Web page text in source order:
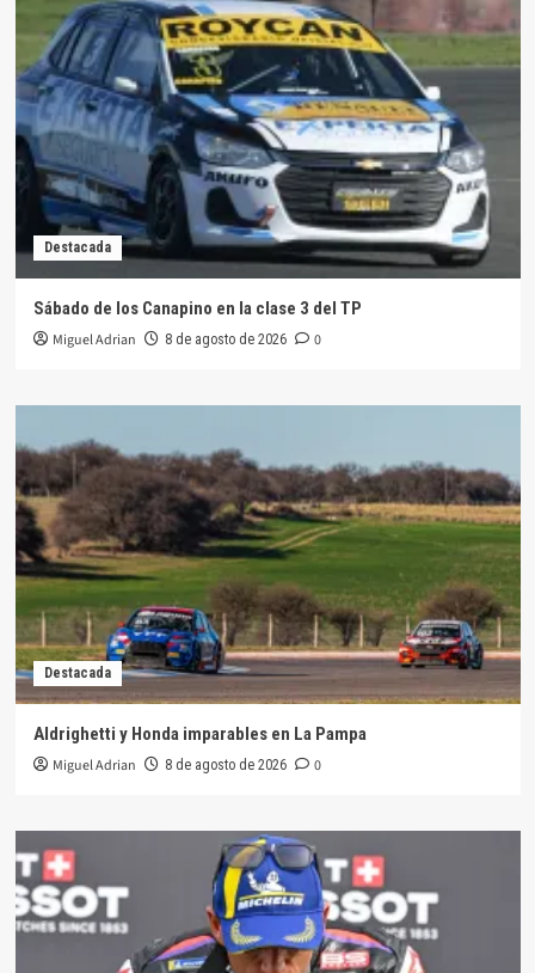
Destacada
Sábado de los Canapino en la clase 3 del TP
Miguel Adrian 8 de agosto de 2026 0
Destacada
Aldrighetti y Honda imparables en La Pampa
Miguel Adrian 8 de agosto de 2026 0